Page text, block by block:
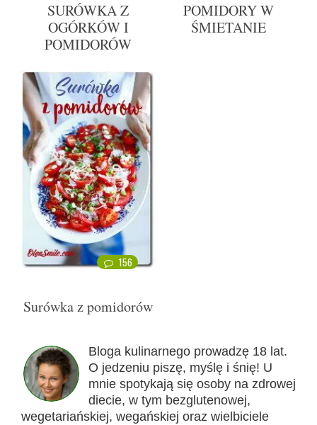
SURÓWKA Z
OGÓRKÓW I
POMIDORÓW
POMIDORY W
ŚMIETANIE
156
Surówka z pomidorów
Bloga kulinarnego prowadzę 18 lat.
O jedzeniu piszę, myślę i śnię! U
mnie spotykają się osoby na zdrowej
diecie, w tym bezglutenowej,
wegetariańskiej, wegańskiej oraz wielbiciele